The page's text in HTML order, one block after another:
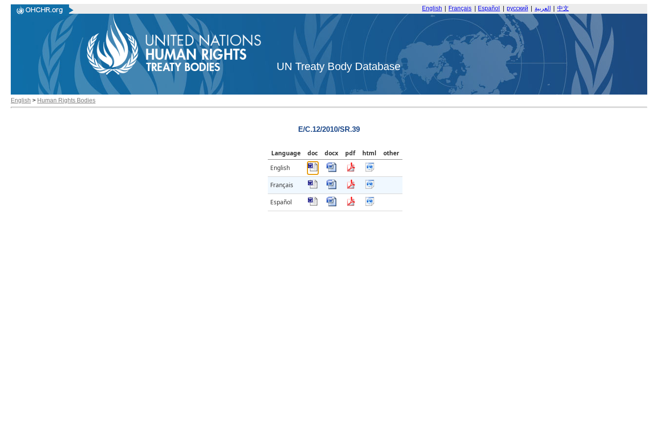
English Français Español русский العربية 中文
UN Treaty Body Database
English > Human Rights Bodies
E/C.12/2010/SR.39
Language doc docx pdf html
other
English
Français
Español